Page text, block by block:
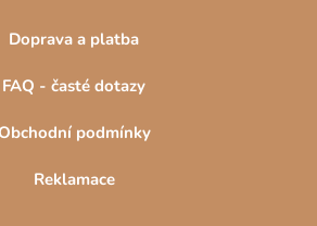
Doprava a platba
FAQ - časté dotazy
podmínky
Reklamace